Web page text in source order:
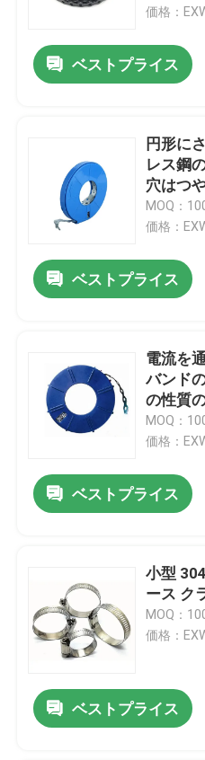
価格：
ベストプライス
円形に
レス鋼
穴はつ
類する
MOQ：
価格：
ベストプライス
電流を
バンド
の性質
ディン
MOQ：
価格：
ベストプライス
小型
ース ク
MOQ：
価格：
ベストプライス